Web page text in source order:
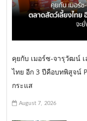
คุยกับ เมอร์ซ-จารุวัฒน์
ไทย อีก 3 ปีคือบทพิสูจน์
กระแส
August 7, 2026